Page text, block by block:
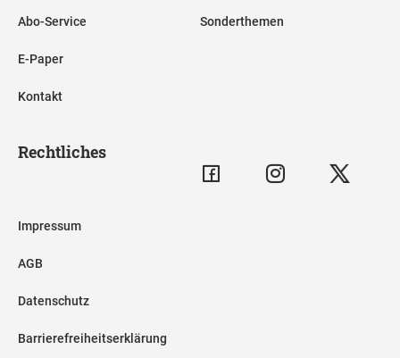
Abo-Service
E-Paper
Kontakt
Sonderthemen
Rechtliches
Impressum
AGB
Datenschutz
Barrierefreiheitserklärung